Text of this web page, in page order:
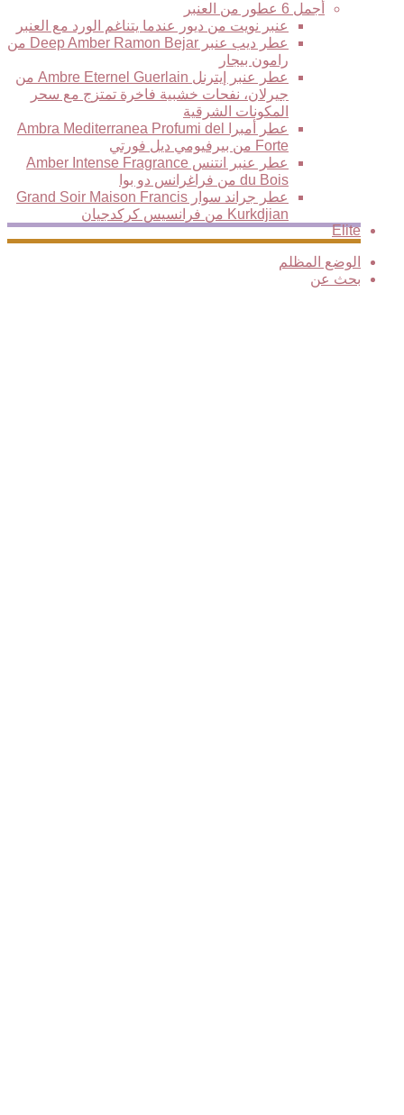
أجمل 6 عطور من العنبر
عنبر نويت من ديور عندما يتناغم الورد مع العنبر
عطر ديب عنبر Deep Amber Ramon Bejar من
رامون بيجار
عطر عنبر إيترنل Ambre Eternel Guerlain من
جيرلان، نفحات خشبية فاخرة تمتزج مع سحر
المكونات الشرقية
عطر أمبرا Ambra Mediterranea Profumi del
Forte من بيرفيومي ديل فورتي
عطر عنبر انتنس Amber Intense Fragrance
du Bois من فراغرانس دو بوا
عطر جراند سوار Grand Soir Maison Francis
Kurkdjian من فرانسيس كركدجيان
Elite
الوضع المظلم
بحث عن